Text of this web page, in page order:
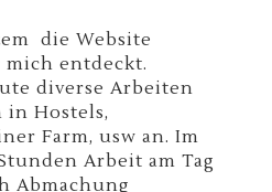
die Website
mich entdeckt.
diverse Arbeiten
in Hostels,
Farm, usw an. Im
Arbeit am Tag
Abmachung